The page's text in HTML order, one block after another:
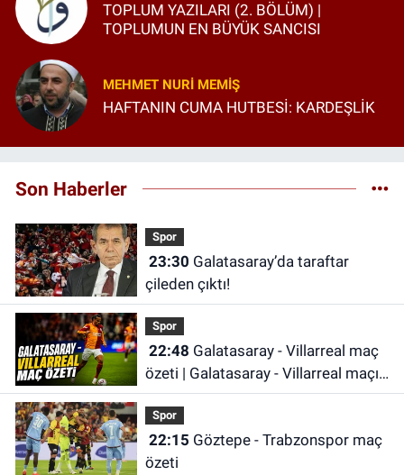
TOPLUM YAZILARI (2. BÖLÜM) |
TOPLUMUN EN BÜYÜK SANCISI
MEHMET NURI MEMIŞ
HAFTANIN CUMA HUTBESİ: KARDEŞLİK
Son Haberler
Spor
23:30
çileden çıktı!
Spor
22:48
özeti | Galatasaray - Villarreal maçı
önemli dakikalar
Spor
22:15
özeti